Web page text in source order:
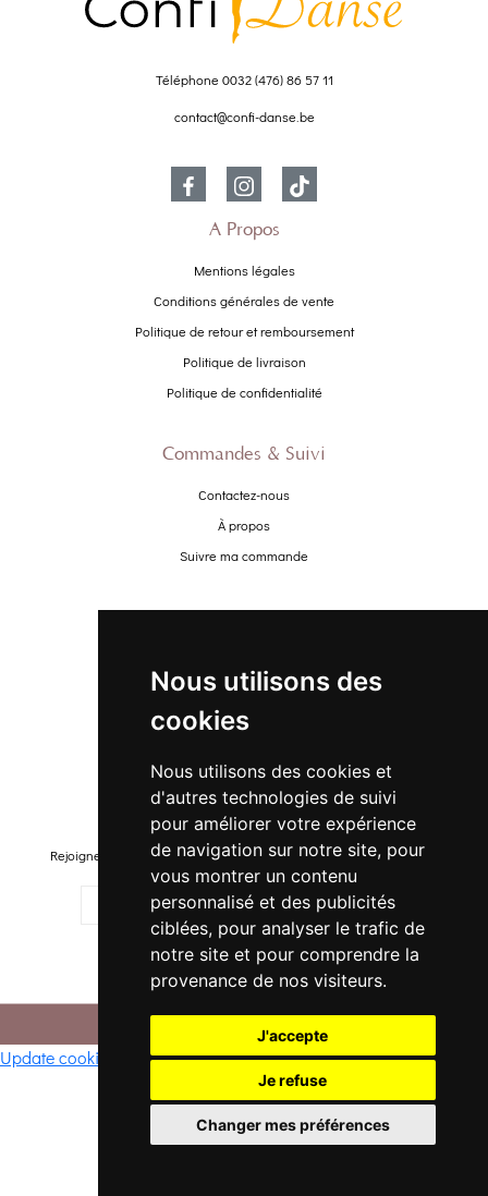
Nous utilisons des
cookies
Nous utilisons des cookies et
d'autres technologies de suivi
pour améliorer votre expérience
de navigation sur notre site, pour
vous montrer un contenu
personnalisé et des publicités
ciblées, pour analyser le trafic de
notre site et pour comprendre la
provenance de nos visiteurs.
J'accepte
Je refuse
Changer mes préférences
Téléphone 0032 (476) 86 57 11
contact@confi-danse.be
À Propos
Mentions légales
Conditions générales de vente
Politique de retour et remboursement
Politique de livraison
Politique de confidentialité
Commandes & Suivi
Contactez-nous
À propos
Suivre ma commande
Promo Femme
Promo Homme
Newsletter
Rejoignez-notre liste pour recevoir des promotions et nouveautés !
M'ENREGISTRER
© 2026 -
Update cookies preferences